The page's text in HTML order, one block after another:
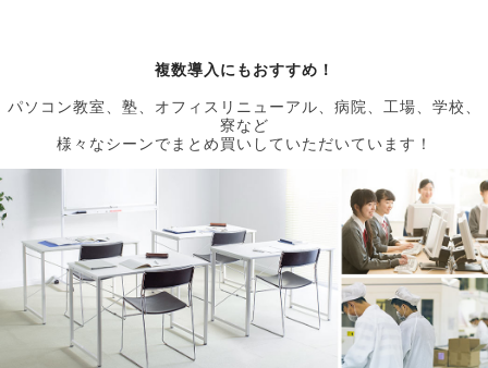
複数導入にもおすすめ！
パソコン教室、塾、オフィスリニューアル、病院、工場、学校、
寮など
様々なシーンでまとめ買いしていただいています！